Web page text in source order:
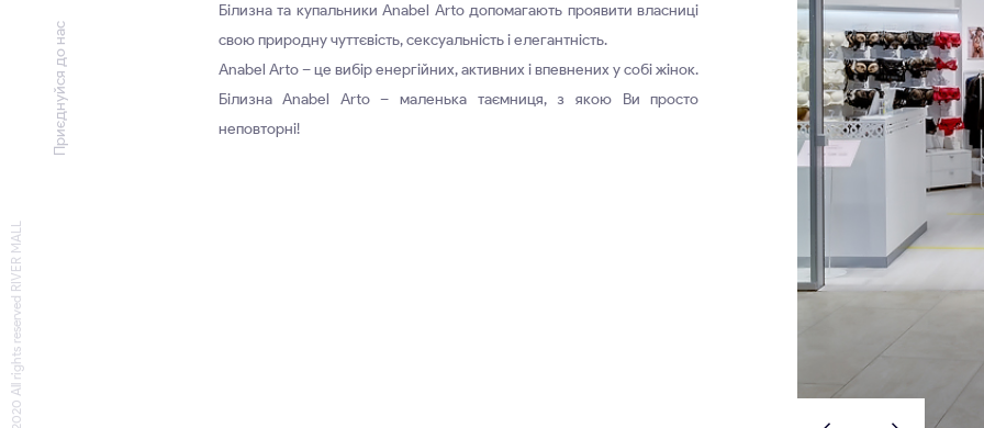
Приєднуйся до нас
© 2020 All rights reserved RIVER MALL
Білизна та купальники Anabel Arto допомагають проявити власниці
свою природну чуттєвість, сексуальність і елегантність.
Anabel Arto – це вибір енергійних, активних і впевнених у собі жінок.
Білизна Anabel Arto – маленька таємниця, з якою Ви просто
неповторні!